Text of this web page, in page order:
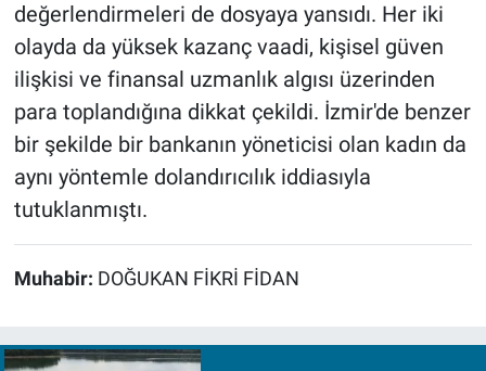
değerlendirmeleri de dosyaya yansıdı. Her iki
olayda da yüksek kazanç vaadi, kişisel güven
ilişkisi ve finansal uzmanlık algısı üzerinden
para toplandığına dikkat çekildi. İzmir'de benzer
bir şekilde bir bankanın yöneticisi olan kadın da
aynı yöntemle dolandırıcılık iddiasıyla
tutuklanmıştı.
Muhabir: DOĞUKAN FİKRİ FİDAN